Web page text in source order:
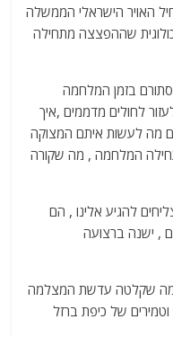
האויר הישראלי הממשלה
שההפצצה מתחילה
בזמן המלחמה
לחולים מדממים ,איך
מה לעשות איתם המצוקה
המלחמה , מה שקורה
להגיע אלינו , הם
, ישנה ברצועה
שקלטה עדשת המצלמה
של כיפת ברזל